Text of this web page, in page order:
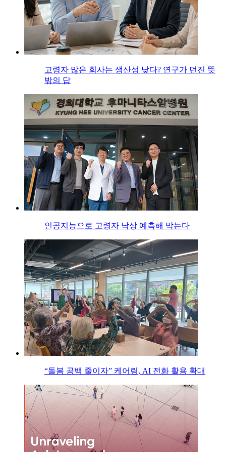
고령자 많은 회사는 생산성 낮다? 연구가 던진 뜻
밖의 답
인공지능으로 고령자 낙상 예측해 막는다
“돌봄 공백 줄이자” 케어링, AI 전화 활용 확대